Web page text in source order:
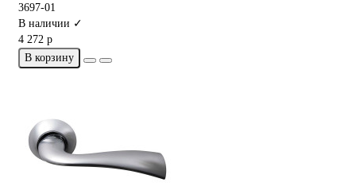
3697-01
В наличии ✓
4 272 р
В корзину